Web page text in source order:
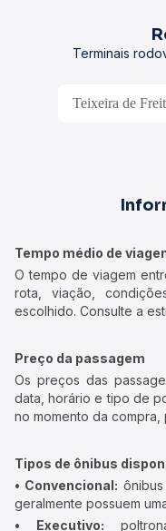
Terminais
Teixeira de
Tempo médio de
O tempo de viagem
rota, viação,
escolhido. Consulte a
Preço da passagem
Os preços das
data, horário e tipo de
no momento da
Tipos de ônibus
• Convencional:
geralmente possuem
• Executivo: